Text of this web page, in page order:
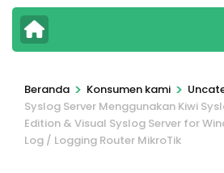
Beranda > Konsumen kami >
Syslog Server Menggunakan Kiwi
Edition & Visual Syslog Server for
Log / Logging Router MikroTik